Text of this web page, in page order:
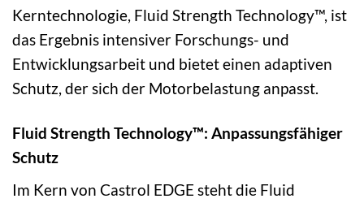
Kerntechnologie, Fluid Strength Technology™, ist
das Ergebnis intensiver Forschungs- und
Entwicklungsarbeit und bietet einen adaptiven
Schutz, der sich der Motorbelastung anpasst.
Fluid Strength Technology™: Anpassungsfähiger
Schutz
Im Kern von Castrol EDGE steht die Fluid